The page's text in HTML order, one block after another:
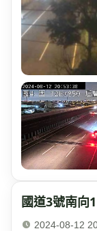
國道3號南向
2024-08-12